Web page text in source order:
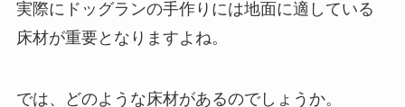
実際にドッグランの手作りには地面に適している
床材が重要となりますよね。
では、どのような床材があるのでしょうか。